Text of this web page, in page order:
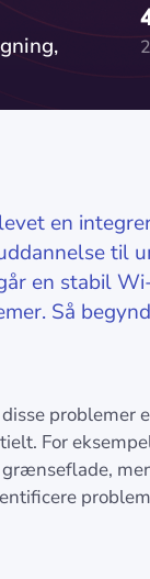
en
til
en stabil
Så
For